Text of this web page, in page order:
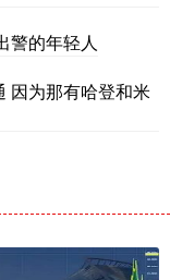
警的年轻人
因为那有哈登和米